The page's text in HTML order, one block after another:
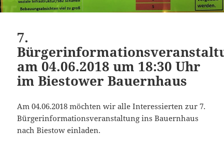
7.
am 04.06.2018 um 18:30 Uhr
im Biestower Bauernhaus
Am 04.06.2018 möchten wir alle Interessierten zur 7.
Bürgerinformationsveranstaltung ins Bauernhaus
nach Biestow einladen.